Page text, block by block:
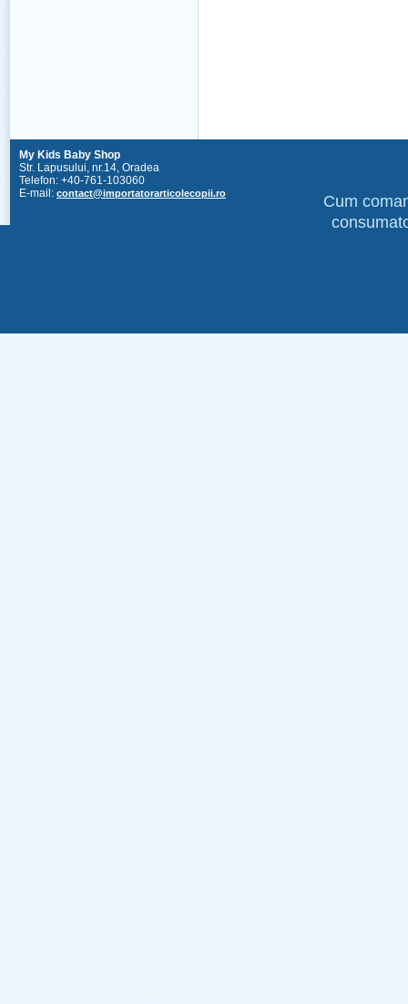
My Kids Baby Shop
Str. Lapusului, nr.14, Oradea
Telefon: +40-761-103060
E-mail: contact@importatorarticolecopii.ro
Cum